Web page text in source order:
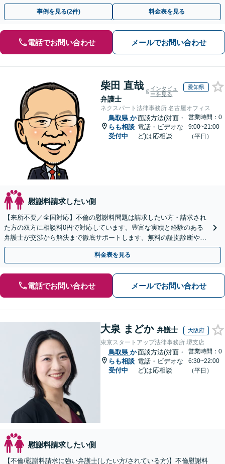
倫相談は初回0円】【全国対応】
事例を見る(2件) 料金表を見る
電話でお問い合わせ メールでお問い合わせ
柴田 直哉
弁護士
インタビュ
ーを見る
愛知県
ネクスパート法律事務所 名古屋オフィス
鳥取県 か
らも相談
受付中
面談方法(対面・
電話・ビデオな
ど)は応相談
営業時間：0
9:00~21:00
（平日）
慰謝料請求したい側
【来所不要／全国対応】不倫の慰謝料問題は請求したい方・請求され
た方の双方に相談料0円で対応しています。豊富な実績と経験のある
弁護士が交渉から解決まで徹底サポートします。無料の証拠診断や着
手金の返還保証もありますので安心してご相談ください。
料金表を見る
電話でお問い合わせ メールでお問い合わせ
大泉 まどか 弁護士 大阪府
東京スタートアップ法律事務所 堺支店
鳥取県 か
らも相談
受付中
面談方法(対面・
電話・ビデオな
ど)は応相談
営業時間：0
6:30~22:00
（平日）
慰謝料請求したい側
【不倫/慰謝料請求に強い弁護士(したい方/されている方)】不倫慰謝料